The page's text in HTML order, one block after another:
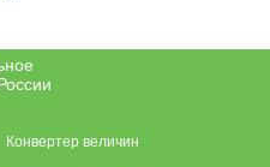
Конвертер величин